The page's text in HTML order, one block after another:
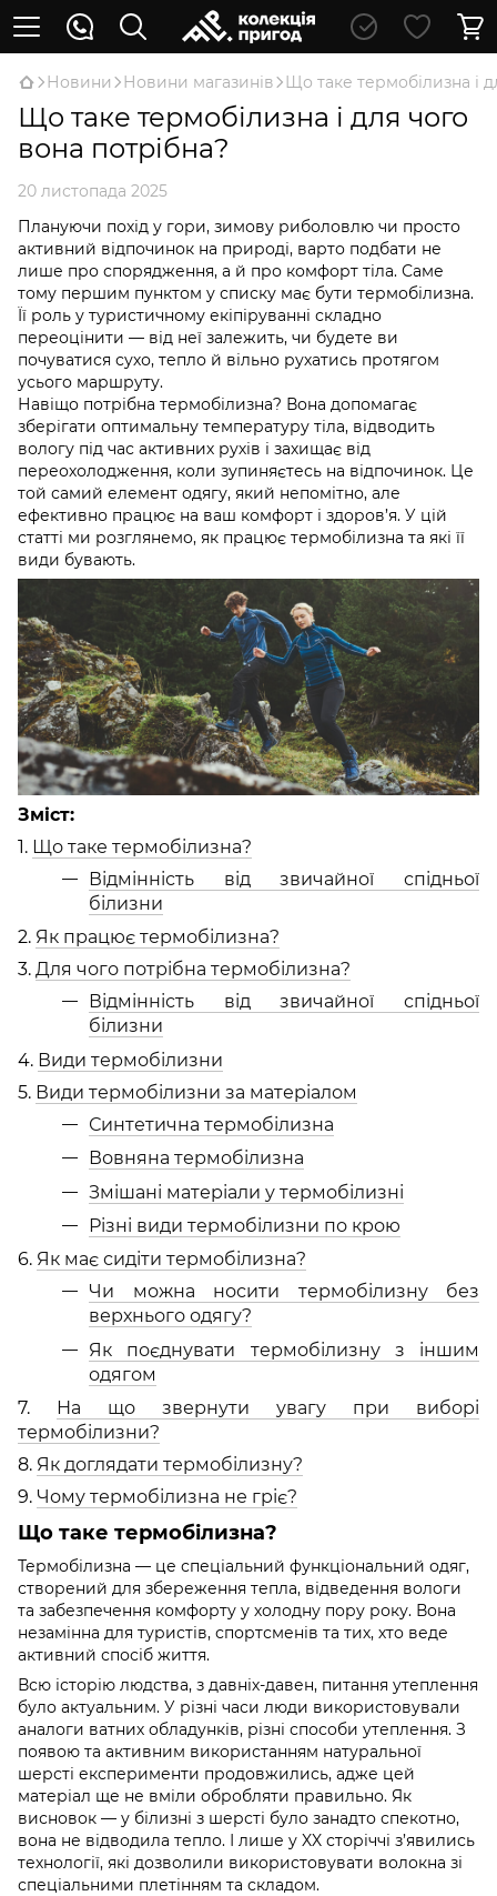
Новини Новини магазинів Що таке термобілизна і
Що таке термобілизна і для чого
вона потрібна?
20 листопада 2025
Плануючи похід у гори, зимову риболовлю чи просто
активний відпочинок на природі, варто подбати не
лише про спорядження, а й про комфорт тіла. Саме
тому першим пунктом у списку має бути термобілизна.
Її роль у туристичному екіпіруванні складно
переоцінити — від неї залежить, чи будете ви
почуватися сухо, тепло й вільно рухатись протягом
усього маршруту.
Навіщо потрібна термобілизна? Вона допомагає
зберігати оптимальну температуру тіла, відводить
вологу під час активних рухів і захищає від
переохолодження, коли зупиняєтесь на відпочинок. Це
той самий елемент одягу, який непомітно, але
ефективно працює на ваш комфорт і здоров’я. У цій
статті ми розглянемо, як працює термобілизна та які її
види бувають.
Зміст:
1. Що таке термобілизна?
Відмінність від звичайної спідньої
білизни
2. Як працює термобілизна?
3. Для чого потрібна термобілизна?
Відмінність від звичайної спідньої
білизни
4. Види термобілизни
5. Види термобілизни за матеріалом
Синтетична термобілизна
Вовняна термобілизна
Змішані матеріали у термобілизні
Різні види термобілизни по крою
6. Як має сидіти термобілизна?
Чи можна носити термобілизну без
верхнього одягу?
Як поєднувати термобілизну з іншим
одягом
7. На що звернути увагу при виборі
термобілизни?
8. Як доглядати термобілизну?
9. Чому термобілизна не гріє?
Що таке термобілизна?
Термобілизна — це спеціальний функціональний одяг,
створений для збереження тепла, відведення вологи
та забезпечення комфорту у холодну пору року. Вона
незамінна для туристів, спортсменів та тих, хто веде
активний спосіб життя.
Всю історію людства, з давніх-давен, питання утеплення
було актуальним. У різні часи люди використовували
аналоги ватних обладунків, різні способи утеплення. З
появою та активним використанням натуральної
шерсті експерименти продовжились, адже цей
матеріал ще не вміли обробляти правильно. Як
висновок — у білизні з шерсті було занадто спекотно,
вона не відводила тепло. І лише у XX сторіччі з’явились
технології, які дозволили використовувати волокна зі
спеціальними плетінням та складом.